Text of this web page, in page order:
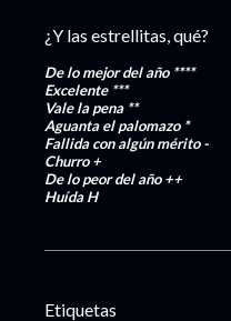
¿Y las estrellitas, qué?
De lo mejor del año ****
Excelente***
Vale la pena **
Aguanta el palomazo *
Fallida con algún mérito-
Churro+
De lo peor del año++
HuídaH
Etiquetas